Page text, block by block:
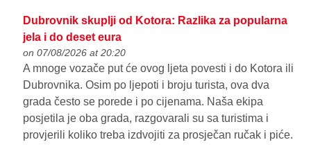
Dubrovnik skuplji od Kotora: Razlika za popularna
jela i do deset eura
on 07/08/2026 at 20:20
A mnoge vozače put će ovog ljeta povesti i do Kotora ili
Dubrovnika. Osim po ljepoti i broju turista, ova dva
grada često se porede i po cijenama. Naša ekipa
posjetila je oba grada, razgovarali su sa turistima i
provjerili koliko treba izdvojiti za prosječan ručak i piće.